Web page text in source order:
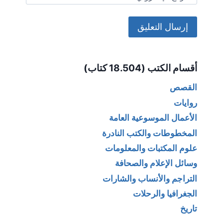
أقسام الكتب (18.504 كتاب)
القصص
روايات
الأعمال الموسوعية العامة
المخطوطات والكتب النادرة
علوم المكتبات والمعلومات
وسائل الإعلام والصحافة
التراجم والأنساب والشارات
الجغرافيا والرحلات
تاريخ